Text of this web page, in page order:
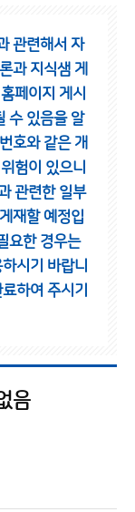
관련해서 자
과 지식샘 게
페이지 게시
수 있음을 알
호와 같은 개
험이 있으니
관련한 일부
재할 예정입
요한 경우는
시기 바랍니
하여 주시기
음